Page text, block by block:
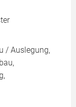
/ Auslegung,